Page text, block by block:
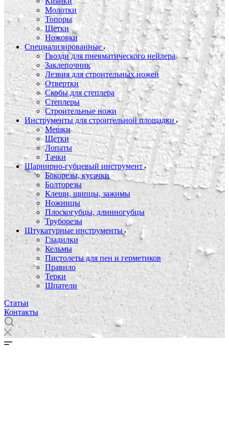
Молотки
Топоры
Щетки
Ножовки
Специализированные
Гвозди для пневматического нейлера
Заклепочник
Лезвия для строительных ножей
Отвертки
Скобы для степлера
Степлеры
Строительные ножи
Инструменты для строительной площадки
Мешки
Щетки
Лопаты
Тачки
Шарнирно-губцевый инструмент
Бокорезы, кусачки
Болторезы
Клещи, щипцы, зажимы
Ножницы
Плоскогубцы, длинногубцы
Труборезы
Штукатурные инструменты
Гладилки
Кельмы
Пистолеты для пен и герметиков
Правило
Терки
Шпатели
Статьи
Контакты